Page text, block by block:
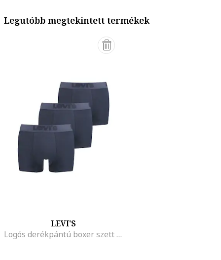
Legutóbb megtekintett termékek
LEVI'S
Logós derékpántú boxer szett - 3 db, Sötétkék